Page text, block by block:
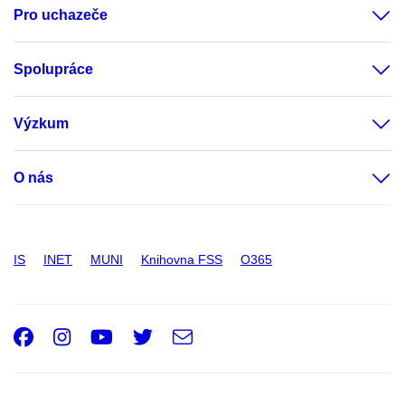
Pro uchazeče
Spolupráce
Výzkum
O nás
IS INET MUNI Knihovna FSS O365
Facebook
Instagram
Youtube
Twitter
e-